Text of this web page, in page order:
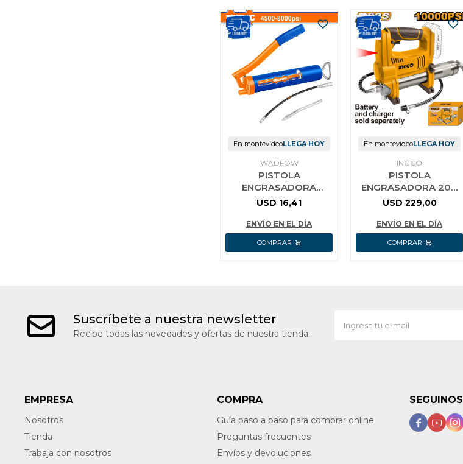
En montevideoLLEGA HOY
WADFOW
PISTOLA
ENGRASADORA
MANUAL 400CC
USD 16,41
ENVÍO EN EL DÍA
En montevideoLLEGA HOY
INGCO
PISTOLA
ENGRASADORA 20V
BATERIA P20S INGCO
USD 229,00
ENVÍO EN EL DÍA
Suscríbete a nuestra newsletter
Recibe todas las novedades y ofertas de nuestra tienda.
EMPRESA
Nosotros
Tienda
Trabaja con nosotros
COMPRA
Guía paso a paso para comprar online
Preguntas frecuentes
Envíos y devoluciones
SEGUINOS
  